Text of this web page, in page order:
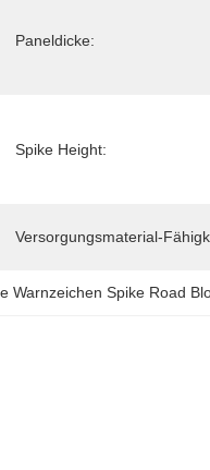
Paneldicke:
Spike Height:
Versorgungsmaterial-
Warnzeichen Spike Road